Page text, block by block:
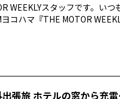
WEEKLYスタッフです。い
コハマ『THE MOTOR
出張旅 ホテルの窓から充